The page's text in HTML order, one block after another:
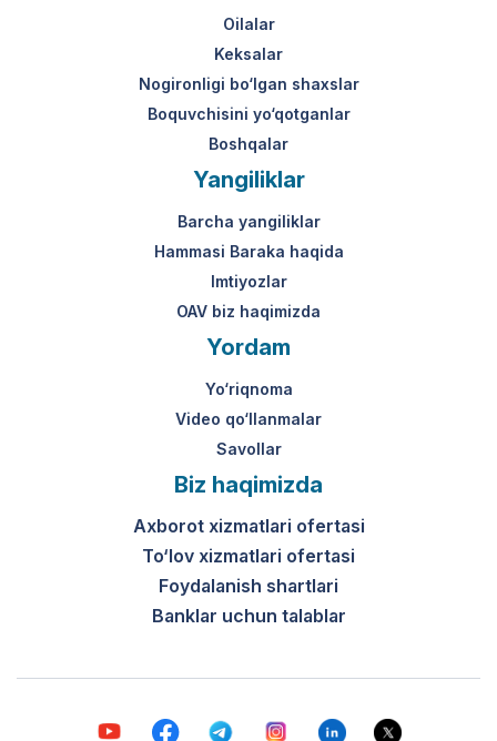
Oilalar
Keksalar
Nogironligi bo‘lgan shaxslar
Boquvchisini yo‘qotganlar
Boshqalar
Yangiliklar
Barcha yangiliklar
Hammasi Baraka haqida
Imtiyozlar
OAV biz haqimizda
Yordam
Yo‘riqnoma
Video qo‘llanmalar
Savollar
Biz haqimizda
Axborot xizmatlari ofertasi
To‘lov xizmatlari ofertasi
Foydalanish shartlari
Banklar uchun talablar